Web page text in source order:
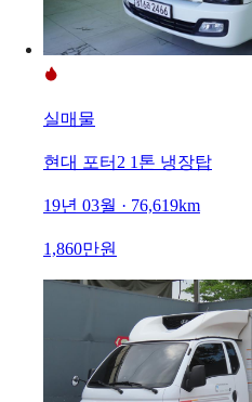
실매물
현대 포터2 1톤 냉장탑
19년 03월 · 76,619km
1,860만원